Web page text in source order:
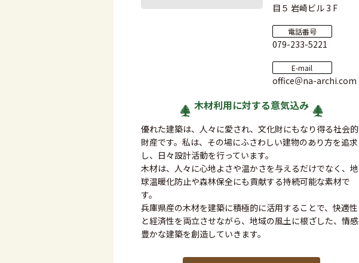
目５ 岩崎ビル 3 F
電話番号
079-233-5221
E-mail
office＠na-archi.com
木材利用に対する意気込み
優れた建築は、人々に愛され、文化財にもなり得る社会的
財産です。私は、その場にふさわしい建物のあり方を追求
し、日々設計活動を行っています。
木材は、人々に心地よさや温かさを与えるだけでなく、地
球温暖化防止や森林保全にも貢献する持続可能な素材で
す。
兵庫県産の木材を建築に積極的に活用することで、快適性
と経済性を両立させながら、地域の風土に根ざした、情感
豊かな建築を創造していきます。